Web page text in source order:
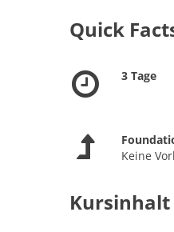
Quick
3 Tage
Keine